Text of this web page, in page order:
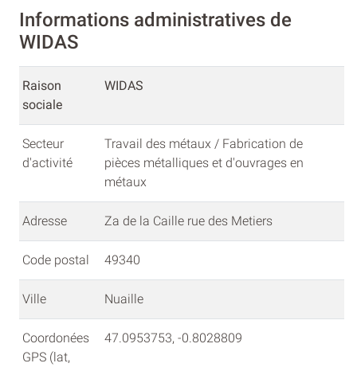
Informations administratives de
WIDAS
Raison
sociale
WIDAS
Secteur
d'activité
Travail des métaux / Fabrication de
pièces métalliques et d'ouvrages en
métaux
Adresse Za de la Caille rue des Metiers
Code postal 49340
Ville Nuaille
Coordonées
GPS (lat,
47.0953753, -0.8028809